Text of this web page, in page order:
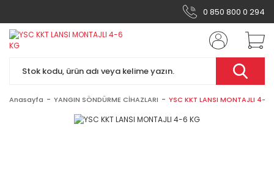
0 850 800 0 294
Anasayfa YANGIN SÖNDÜRME CİHAZLARI YSC KKT LANSI MONTAJLI 4-6